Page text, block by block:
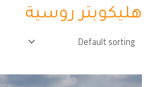
هليكوبتر روسية